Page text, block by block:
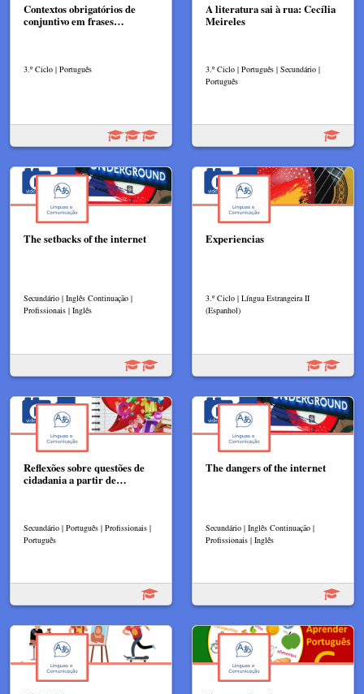
Contextos obrigatórios de
conjuntivo em frases…
3.º Ciclo | Português
A literatura sai à rua: Cecília
Meireles
3.º Ciclo | Português | Secundário |
Português
The setbacks of the internet
Secundário | Inglês Continuação |
Profissionais | Inglês
Experiencias
3.º Ciclo | Língua Estrangeira II
(Espanhol)
Reflexões sobre questões de
cidadania a partir de…
Secundário | Português | Profissionais |
Português
The dangers of the internet
Secundário | Inglês Continuação |
Profissionais | Inglês